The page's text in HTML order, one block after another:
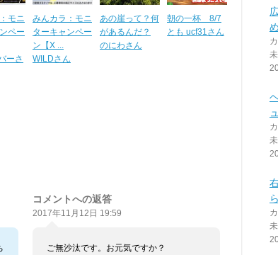
モニ
ペー
ーさ
みんカラ：モニ
ターキャンペー
ン【X ...
WILDさん
あの崖って？何
があるんだ？
のにわさん
朝の一杯 8/7
とも ucf31さん
コメントへの返答
2017年11月12日 19:59
ご無沙汰です。お元気ですか？